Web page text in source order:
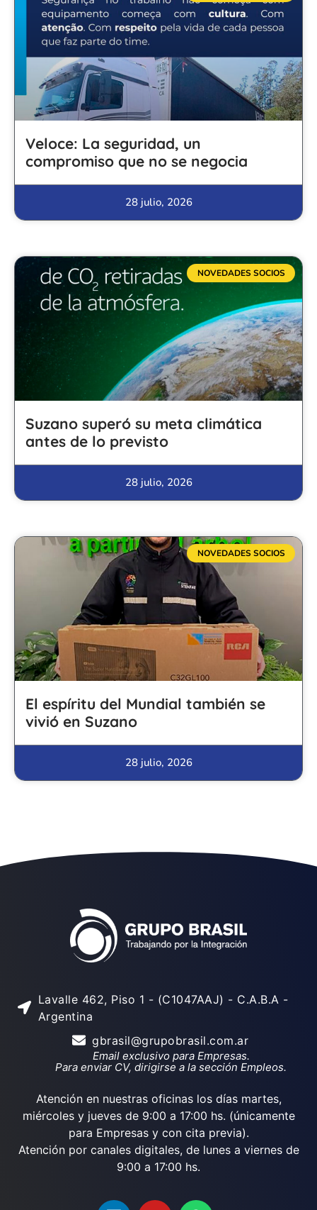
Veloce: La seguridad, un
compromiso que no se negocia
28 julio, 2026
NOVEDADES SOCIOS
Suzano superó su meta climática
antes de lo previsto
28 julio, 2026
NOVEDADES SOCIOS
El espíritu del Mundial también se
vivió en Suzano
28 julio, 2026
Lavalle 462, Piso 1 - (C1047AAJ) - C.A.B.A -
Argentina
gbrasil@grupobrasil.com.ar
Email exclusivo para Empresas.
Para enviar CV, dirigirse a la sección Empleos.
Atención en nuestras oficinas los días martes,
miércoles y jueves de 9:00 a 17:00 hs. (únicamente
para Empresas y con cita previa).
Atención por canales digitales, de lunes a viernes de
9:00 a 17:00 hs.